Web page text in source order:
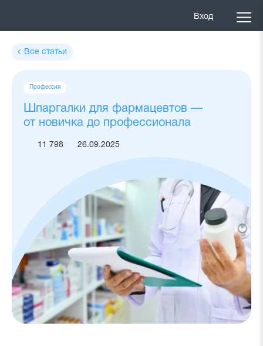
Вход
Все статьи
Шпаргалки для фармацевтов —
от новичка до профессионала
ТегиПрофессия
11 798 26.09.2025